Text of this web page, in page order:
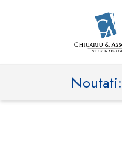
Noutati:
președințială